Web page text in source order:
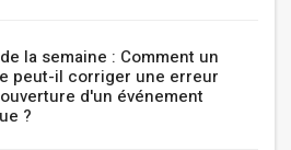
la semaine : Comment un
peut-il corriger une erreur
d'un événement
?